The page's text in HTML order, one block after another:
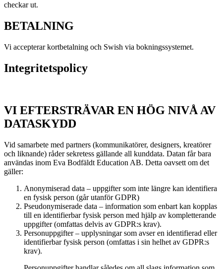
checkar ut.
BETALNING
Vi accepterar kortbetalning och Swish via bokningssystemet.
Integritetspolicy
VI EFTERSTRÄVAR EN HÖG NIVÅ AV
DATASKYDD
Vid samarbete med partners (kommunikatörer, designers, kreatörer
och liknande) råder sekretess gällande all kunddata. Datan får bara
användas inom Eva Bodfäldt Education AB. Detta oavsett om det
gäller:
Anonymiserad data – uppgifter som inte längre kan identifiera
en fysisk person (går utanför GDPR)
Pseudonymiserade data – information som enbart kan kopplas
till en identifierbar fysisk person med hjälp av kompletterande
uppgifter (omfattas delvis av GDPR:s krav).
Personuppgifter – upplysningar som avser en identifierad eller
identifierbar fysisk person (omfattas i sin helhet av GDPR:s
krav).